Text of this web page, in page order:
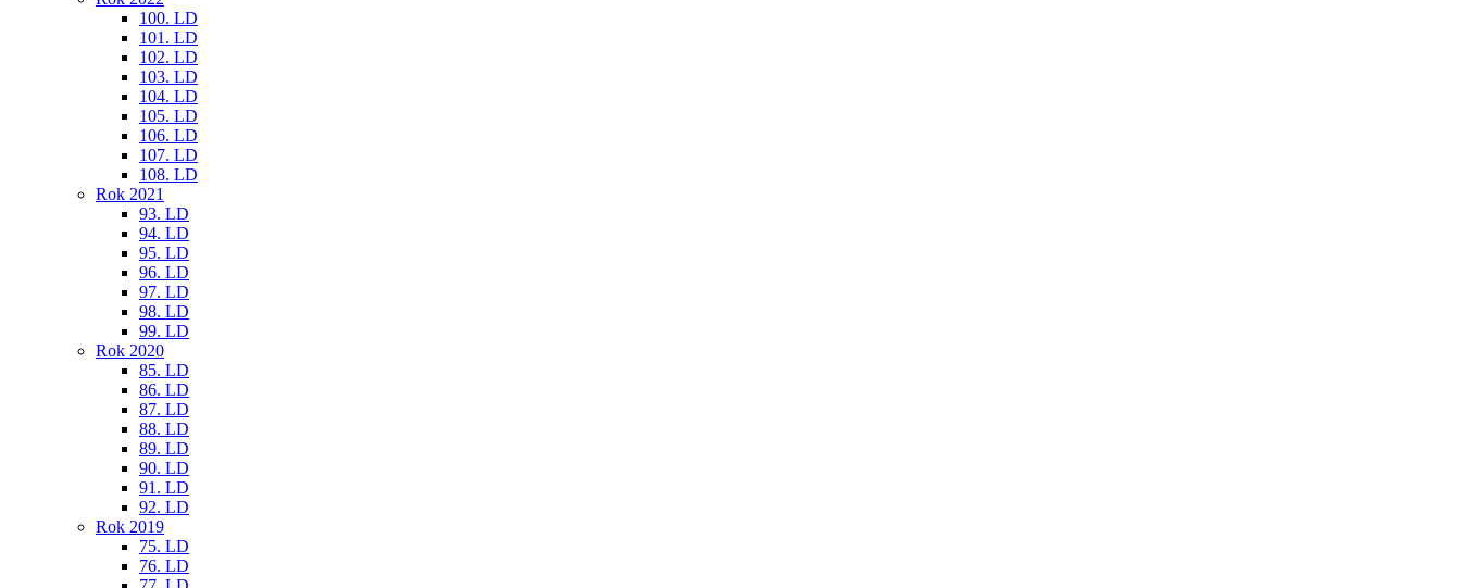
100. LD
101. LD
102. LD
103. LD
104. LD
105. LD
106. LD
107. LD
108. LD
Rok 2021
93. LD
94. LD
95. LD
96. LD
97. LD
98. LD
99. LD
Rok 2020
85. LD
86. LD
87. LD
88. LD
89. LD
90. LD
91. LD
92. LD
Rok 2019
75. LD
76. LD